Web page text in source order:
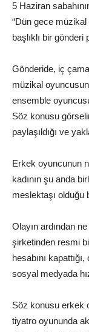
5 Haziran
“Dün gece
başlıklı bir gönderi
Gönderide, iç
müzikal
ensemble
Söz konusu
paylaşıldığı ve
Erkek oyuncunun
kadının şu anda
meslektaşı olduğu
Olayın ardından
şirketinden resmi
hesabını
sosyal medyada
Söz konusu erkek
tiyatro oyununda